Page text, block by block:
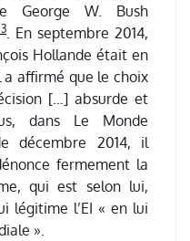
George W. Bush
. En septembre 2014,
Hollande était en
affirmé que le choix
[…] absurde et
dans Le Monde
décembre 2014, il
fermement la
qui est selon lui,
légitime l’EI « en lui
».